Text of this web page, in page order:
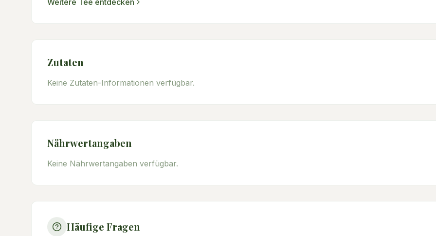
Weitere Tee entdecken
Zutaten
Keine Zutaten-Informationen verfügbar.
Nährwertangaben
Keine Nährwertangaben verfügbar.
Häufige Fragen